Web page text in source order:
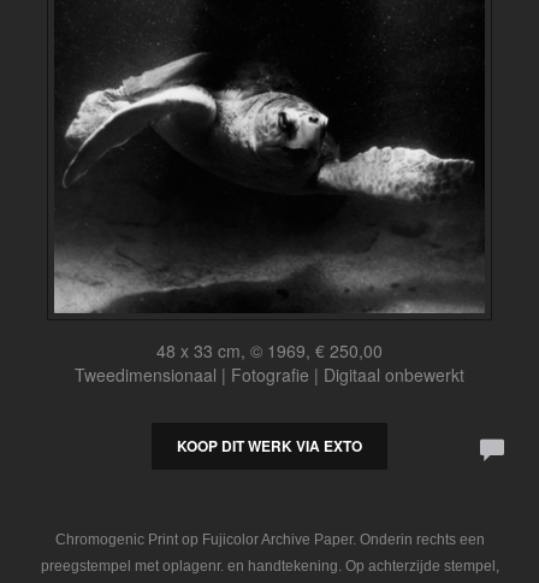
48 x 33 cm, © 1969, € 250,00
Tweedimensionaal | Fotografie | Digitaal onbewerkt
KOOP DIT WERK VIA EXTO
Chromogenic Print op Fujicolor Archive Paper. Onderin rechts een
preegstempel met oplagenr. en handtekening. Op achterzijde stempel,